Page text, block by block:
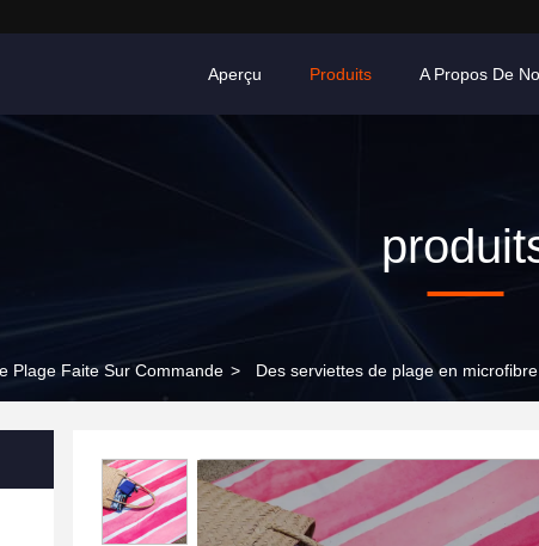
Aperçu Produits A Propos De
Plage Faite Sur Commande > Des serviettes de plage en